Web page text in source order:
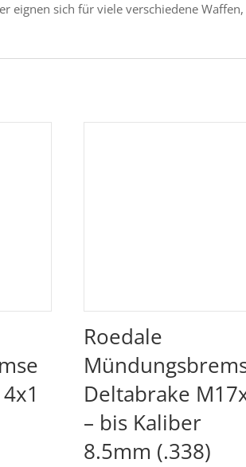
eignen sich für viele verschiedene
Roedale
Deltabrake
– bis Kaliber
8.5mm (.338)